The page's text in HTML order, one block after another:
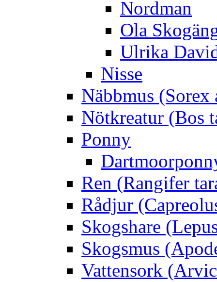
Nordman
Ola
Ulrika
Nisse
Näbbmus (Sorex
Nötkreatur (Bos
Ponny
Ren (Rangifer
Rådjur
Skogshare
Skogsmus
Vattensork